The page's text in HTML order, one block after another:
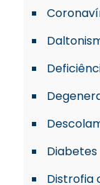
Diabetes
Distrofia